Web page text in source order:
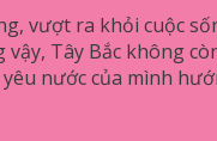
vượt ra khỏi cuộc
Tây Bắc không
nước của mình